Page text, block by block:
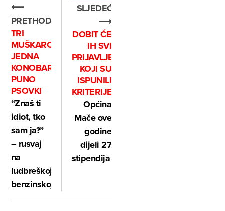
⟵
PRETHODNO
TRI
MUŠKARCA,
JEDNA
KONOBARICA,
PUNO
PSOVKI
“Znaš ti
idiot, tko
sam ja?”
– rusvaj
na
ludbreškoj
benzinskoj
SLJEDEĆE
⟶
DOBIT ĆE
IH SVI
PRIJAVLJENI
KOJI SU
ISPUNILI
KRITERIJE
Općina
Mače ove
godine
dijeli 27
stipendija